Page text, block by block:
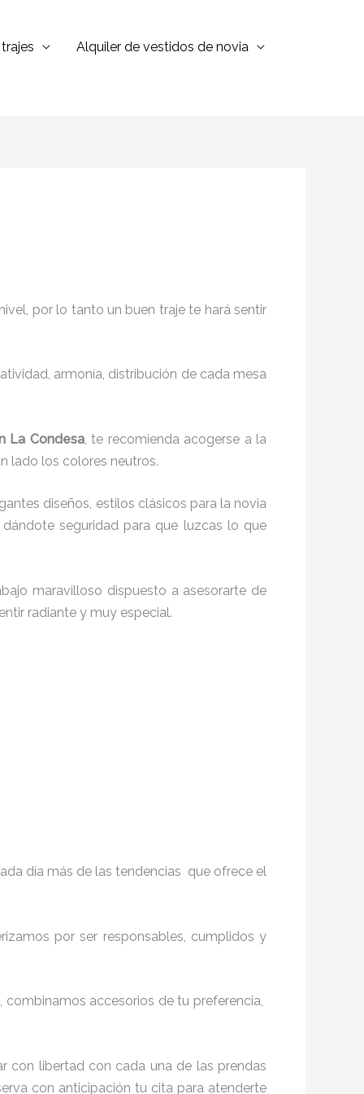
Alquiler de vestidos de novia
por lo tanto un buen traje te hará sentir
armonía, distribución de cada mesa
La Condesa, te recomienda acogerse a la
lado los colores neutros.
diseños, estilos clásicos para la novia
seguridad para que luzcas lo que
maravilloso dispuesto a asesorarte de
radiante y muy especial.
día más de las tendencias que ofrece el
por ser responsables, cumplidos y
accesorios de tu preferencia,
con libertad con cada una de las prendas
con anticipación tu cita para atenderte